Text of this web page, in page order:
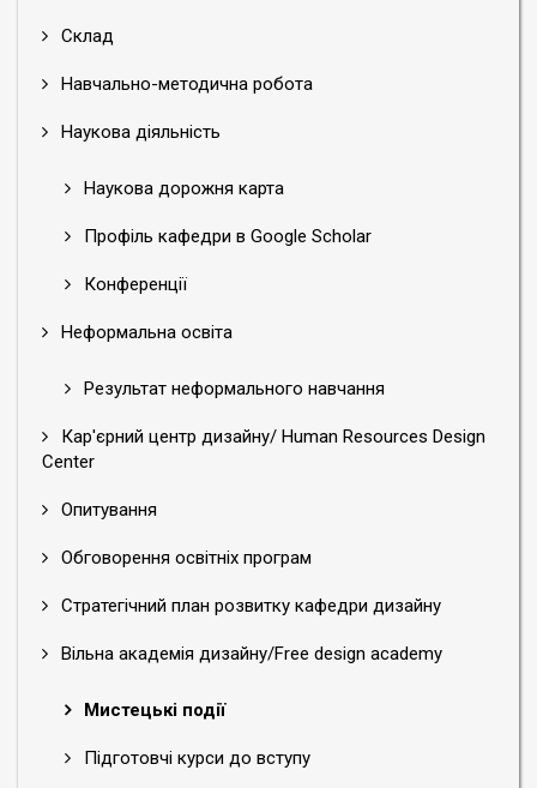
Склад
Навчально-методична робота
Наукова діяльність
Наукова дорожня карта
Профіль кафедри в Google Scholar
Конференції
Неформальна освіта
Результат неформального навчання
Кар'єрний центр дизайну/ Human Resources Design
Center
Опитування
Обговорення освітніх програм
Стратегічний план розвитку кафедри дизайну
Вільна академія дизайну/Free design academy
Мистецькі події
Підготовчі курси до вступу